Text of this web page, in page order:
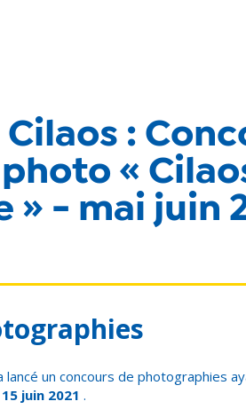
:
«
- mai juin
lancé un concours de photographies
juin 2021 .